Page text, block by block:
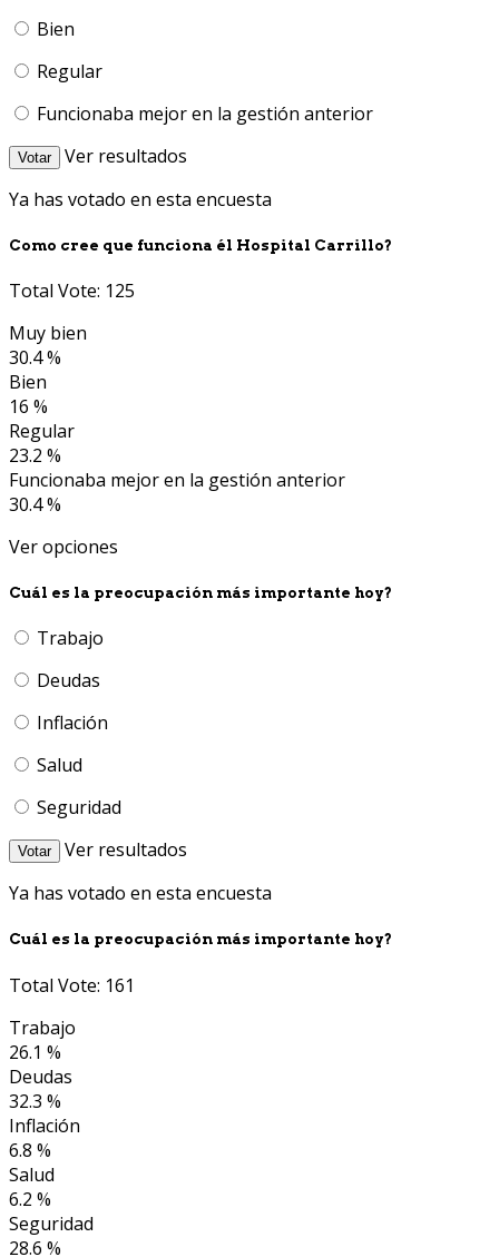
Bien
Regular
Funcionaba mejor en la gestión anterior
Votar
Ver resultados
Ya has votado en esta encuesta
Como cree que funciona él Hospital Carrillo?
Total Vote: 125
Muy bien
30.4 %
Bien
16 %
Regular
23.2 %
Funcionaba mejor en la gestión anterior
30.4 %
Ver opciones
Cuál es la preocupación más importante hoy?
Trabajo
Deudas
Inflación
Salud
Seguridad
Votar
Ver resultados
Ya has votado en esta encuesta
Cuál es la preocupación más importante hoy?
Total Vote: 161
Trabajo
26.1 %
Deudas
32.3 %
Inflación
6.8 %
Salud
6.2 %
Seguridad
28.6 %